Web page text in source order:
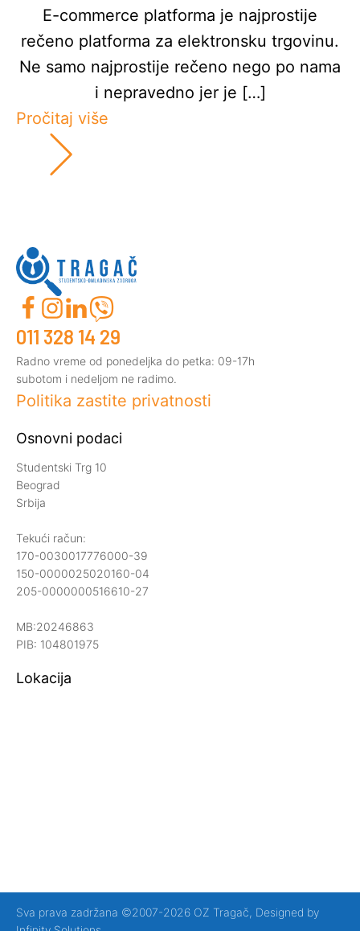
E-commerce platforma je najprostije
rečeno platforma za elektronsku trgovinu.
Ne samo najprostije rečeno nego po nama
i nepravedno jer je […]
Pročitaj više
011 328 14 29
Radno vreme od ponedeljka do petka: 09-17h
subotom i nedeljom ne radimo.
Politika zastite privatnosti
Osnovni podaci
Studentski Trg 10
Beograd
Srbija
Tekući račun:
170-0030017776000-39
150-0000025020160-04
205-0000000516610-27
MB:20246863
PIB: 104801975
Lokacija
Sva prava zadržana ©2007-2026 OZ Tragač, Designed by